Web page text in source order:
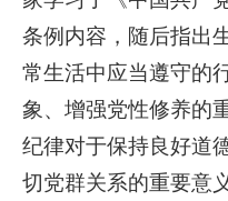
条例内容，随后指出
常生活中应当遵守的
象、增强党性修养的
纪律对于保持良好道
切党群关系的重要意